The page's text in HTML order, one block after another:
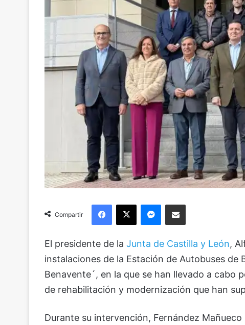
Compartir
Facebook
X Messenger
Compartir via Email
El presidente de la Junta de Castilla y León,
instalaciones de la Estación de Autobuses
Benavente´, en la que se han llevado a
de rehabilitación y modernización que han
Durante su intervención, Fernández